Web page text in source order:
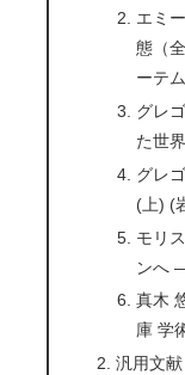
エミ
態（
ーテ
グレ
た世
グレ
(上) (
モリ
ンへ
真木
庫 学
汎用文献